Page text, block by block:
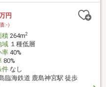
円
:-）
積264m2
域１種低層
率40%
80%
件なし
臨海鉄道 鹿島神宮駅 徒歩